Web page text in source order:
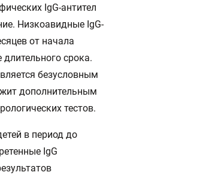
IgG-антител
Низкоавидные IgG-
от начала
срока.
безусловным
дополнительным
тестов.
в период до
IgG